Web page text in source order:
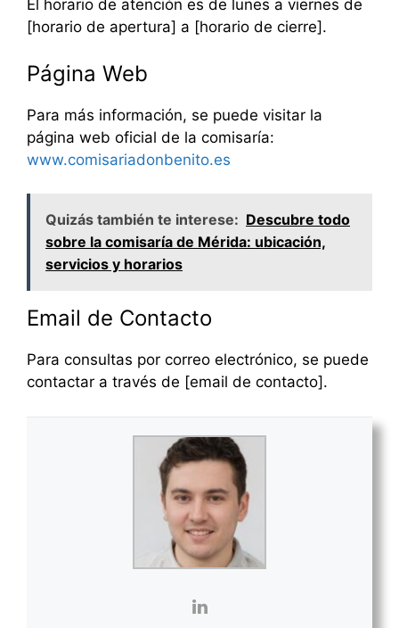
El horario de atención es de lunes a viernes de
[horario de apertura] a [horario de cierre].
Página Web
Para más información, se puede visitar la
página web oficial de la comisaría:
www.comisariadonbenito.es
Quizás también te interese: Descubre todo
sobre la comisaría de Mérida: ubicación,
servicios y horarios
Email de Contacto
Para consultas por correo electrónico, se puede
contactar a través de [email de contacto].